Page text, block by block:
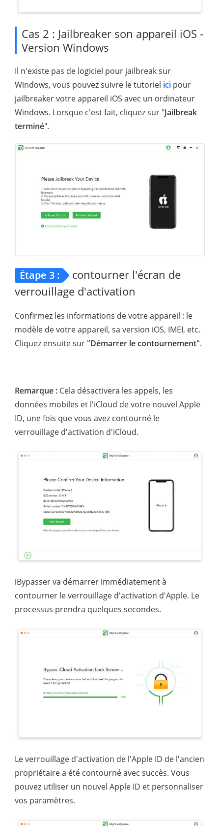
Cas 2 : Jailbreaker son appareil iOS -
Version Windows
Il n'existe pas de logiciel pour jailbreak sur
Windows, vous pouvez suivre le tutoriel ici pour
jailbreaker votre appareil iOS avec un ordinateur
Windows. Lorsque c'est fait, cliquez sur "Jailbreak
terminé".
Étape 3 :
contourner l'écran de
verrouillage d'activation
Confirmez les informations de votre appareil : le
modèle de votre appareil, sa version iOS, IMEI, etc.
Cliquez ensuite sur "Démarrer le contournement".
Remarque : Cela désactivera les appels, les
données mobiles et l'iCloud de votre nouvel Apple
ID, une fois que vous avez contourné le
verrouillage d'activation d'iCloud.
iBypasser va démarrer immédiatement à
contourner le verrouillage d'activation d'Apple. Le
processus prendra quelques secondes.
Le verrouillage d'activation de l'Apple ID de l'ancien
propriétaire a été contourné avec succès. Vous
pouvez utiliser un nouvel Apple ID et personnaliser
vos paramètres.